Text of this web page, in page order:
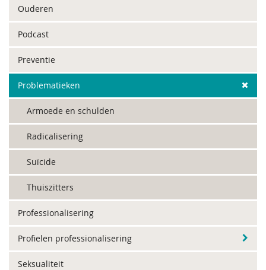
Ouderen
Podcast
Preventie
Problematieken
Armoede en schulden
Radicalisering
Suïcide
Thuiszitters
Professionalisering
Profielen professionalisering
Seksualiteit